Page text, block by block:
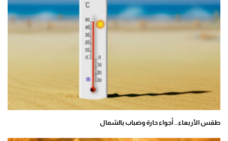
طقس الأربعاء.. أجواء حارة وضباب بالشمال